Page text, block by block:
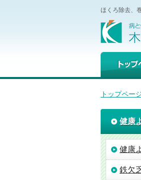
ほくろ除去、
トップペー
健康
健康
鉄欠